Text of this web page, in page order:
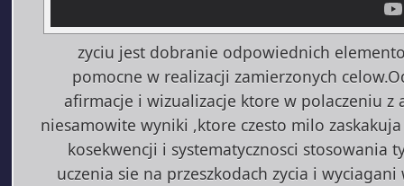
zyciu jest dobranie odpowiednich
pomocne w realizacji zamierzonych
afirmacje i wizualizacje ktore w polaczeniu z
niesamowite wyniki ,ktore czesto milo
kosekwencji i systematycznosci stosowania
uczenia sie na przeszkodach zycia i